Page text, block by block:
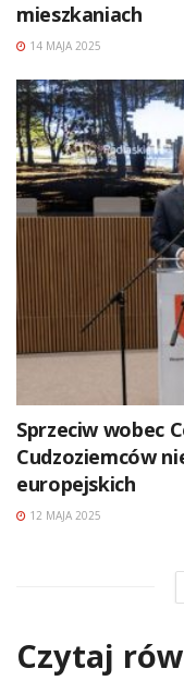
mieszkaniach
14 MAJA 2025
Sprzeciw wobec
Cudzoziemców
europejskich
12 MAJA 2025
Czytaj